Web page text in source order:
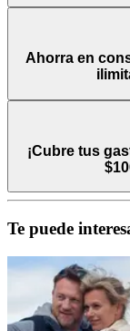
Ahorra en
¡Cubre tus
Te puede